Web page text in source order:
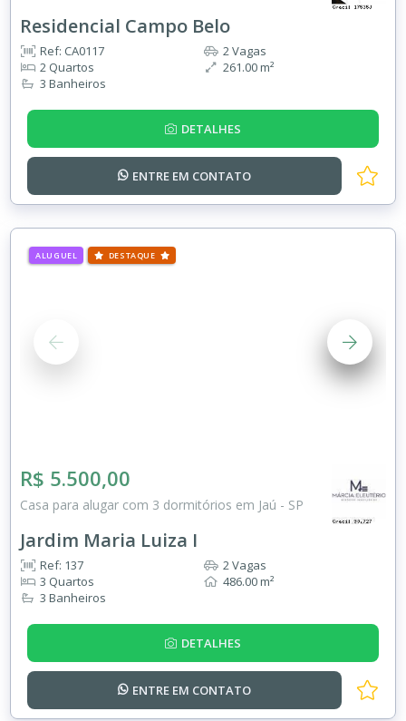
Residencial Campo Belo
Ref: CA0117
2 Quartos
3 Banheiros
2 Vagas
261.00 m²
DETALHES
ENTRE EM CONTATO
ALUGUEL DESTAQUE
R$ 5.500,00
Casa para alugar com 3 dormitórios em Jaú - SP
Jardim Maria Luiza I
Ref: 137
3 Quartos
3 Banheiros
2 Vagas
486.00 m²
DETALHES
ENTRE EM CONTATO